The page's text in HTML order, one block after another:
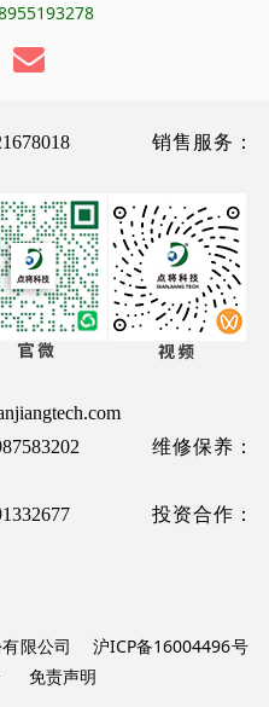
销售服务：
维修保养：
投资合作：
有限公司 沪ICP备16004496号
免责声明